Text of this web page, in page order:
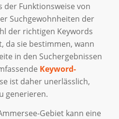
Funktionsweise von
Suchgewohnheiten der
der richtigen Keywords
da sie bestimmen, wann
in den Suchergebnissen
Keyword-
ist daher unerlässlich,
generieren.
Gebiet kann eine